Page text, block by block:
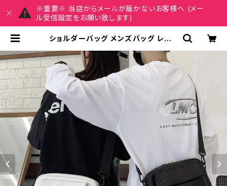
※重要※ 当店からメールが届かないお客様へ (メー
ル受信設定をお願い致します)
ショルダーバッグ メンズバッグ レディ
白 バッグ 斜め掛け 肩掛け かばん シ
ョルダーバック お出かけ バック 斜め
掛けバッグ 肩掛けバッグ ショルダー
小さめ シンプル メッセンジャーバッ
グ メンズ ボーイズ 大学生 高校生 パ
パ 父 男の子 男性 韓国 ファッション
ブラック ホワイト 通勤バッグ 学生 学
校 通学 デート 通勤バッグ オフィスカ
ジュアル デイリー お出かけ オフィス
カジュアル 大人 10代 20代 30代 4
0代 K-B0141 | REIRSE レイルセ 2
0代,30代,40代 レディースファッシ
ョン 通販